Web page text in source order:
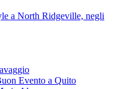
a North Ridgeville, negli
Evento a Quito